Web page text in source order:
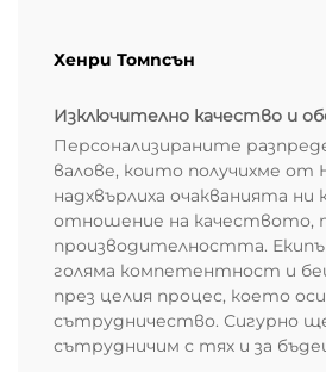
Хенри Томпсън
Изключително качество и
Персонализираните
валове, които получихме от
надхвърлиха очакванията ни
отношение на качеството,
производителността.
голяма компетентност и
през целия процес, което
сътрудничество. Сигурно
сътрудничим с тях и за